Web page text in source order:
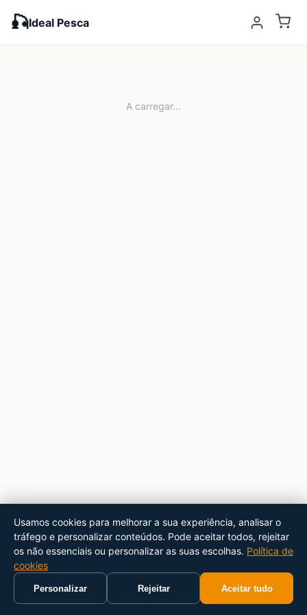
🎣Ideal Pesca
A carregar...
Usamos cookies para melhorar a sua experiência, analisar o
tráfego e personalizar conteúdos. Pode aceitar todos, rejeitar
os não essenciais ou personalizar as suas escolhas. Política de
cookies
Personalizar Rejeitar Aceitar tudo